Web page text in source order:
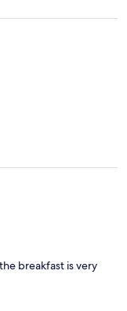
breakfast is very